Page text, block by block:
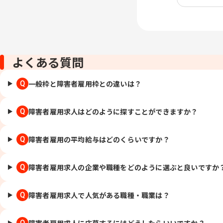
よくある質問
Q 一般枠と障害者雇用枠との違いは？
Q 障害者雇用求人はどのように探すことができますか？
Q 障害者雇用の平均給与はどのくらいですか？
Q 障害者雇用求人の企業や職種をどのように選ぶと良いですか
Q 障害者雇用求人で人気がある職種・職業は？